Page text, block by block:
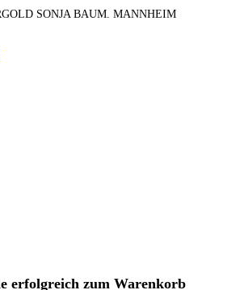
SONJA BAUM. MANNHEIM
erfolgreich zum Warenkorb